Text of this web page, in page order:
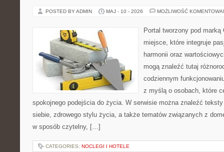
POSTED BY ADMIN MAJ - 10 - 2026 MOŻLIWOŚĆ
Portal tworzony pod
miejsce, które integruje
harmonii oraz
mogą znaleźć tutaj
codziennym
z myślą o osobach, które
spokojnego podejścia do życia. W serwisie można znaleźć
siebie, zdrowego stylu życia, a także tematów związanych z
w sposób czytelny, […]
CATEGORIES: NOCLEGI I HOTELE